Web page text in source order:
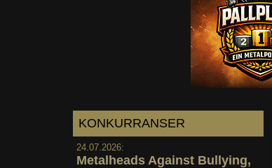
KONKURRANSER
24.07.2026:
Metalheads Against Bullying,